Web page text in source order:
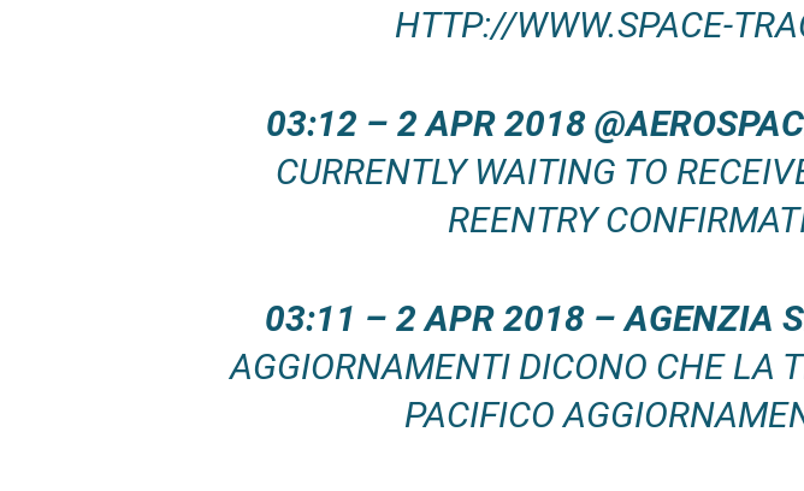
HTTP://WWW.SPACE-
03:12 – 2 APR 2018
CURRENTLY WAITING TO
REENTRY
03:11 – 2 APR 2018 – AGENZIA
AGGIORNAMENTI DICONO CHE LA
PACIFICO